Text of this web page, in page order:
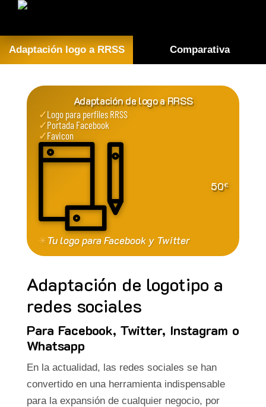
Adaptación logo a RRSS Comparativa
Adaptación de logo a RRSS
✓Logo para perfiles RRSS
✓Portada Facebook
✓Favicon
50€
✳Tu logo para Facebook y Twitter
Adaptación de logotipo a
redes sociales
Para Facebook, Twitter, Instagram o
Whatsapp
En la actualidad, las redes sociales se han
convertido en una herramienta indispensable
para la expansión de cualquier negocio, por